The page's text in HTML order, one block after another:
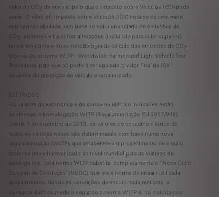
valor de CO2 da viatura, pelo que o Imposto sobre Veículos (ISV) pode
variar. O valor do Imposto sobre Veículos (ISV) trata-se de uma mera
estimativa calculada com base no valor anunciado de emissões de
CO2 , podendo vir a sofrer alterações (incluindo para valor superior),
tendo em conta a nova metodologia de cálculo das emissões de CO2
(por via do sistema WLTP - Worldwide Harmonized Light Vehicle Test
Procedure), pelo que só poderá ser apurado o valor final de ISV
aquando da produção do veículo encomendado.
ELÉTRICOS
Os valores de autonomia e de consumo elétrico indicados estão
conformes a homologação WLTP (Regulamentação EU 2017/948).
Desde 1 de setembro de 2018, os valores de consumo elétrico de
todas as viaturas novas são determinadas com base numa nova
regulamentação (WLTP), que estabelece um procedimento de ensaio
mais realista e harmonizado ao nível mundial para as viaturas de
passageiros. Esta norma WLTP substitui completamente o “Novo Ciclo
Europeu de Condução” (NEDC), que era a norma de ensaio utilizada
anteriormente. Sendo as condições de ensaio mais realistas, o
consumo elétrico medido segundo a norma WLTP é, na maioria dos